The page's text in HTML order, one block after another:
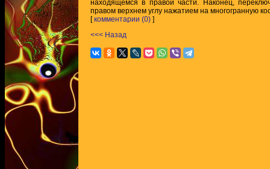
находящемся в правой части. Наконец,
правом верхнем углу нажатием на многогранную
[комментарии (0) ]
<<< Назад